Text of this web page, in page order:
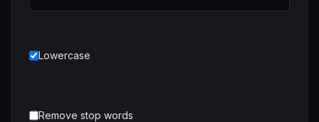
Lowercase
Remove stop words